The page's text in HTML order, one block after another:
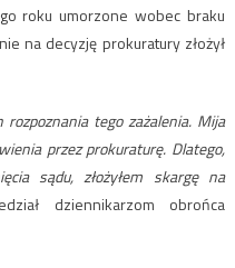
roku umorzone wobec braku
na decyzję prokuratury złożył
tego zażalenia. Mija
przez prokuraturę. Dlatego,
sądu, złożyłem skargę na
dziennikarzom obrońca